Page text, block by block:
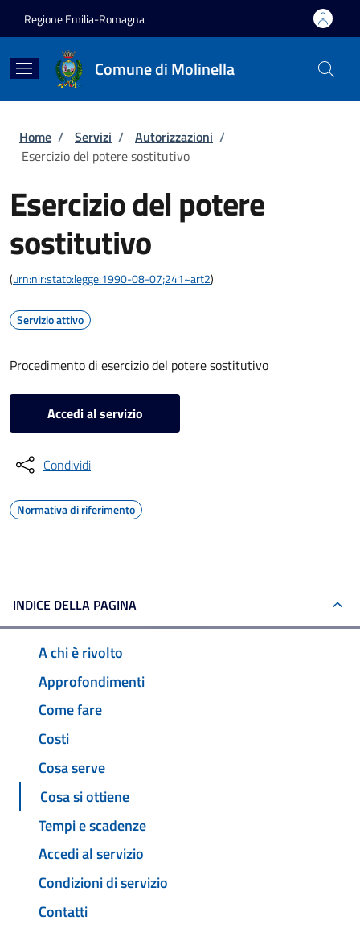
Regione Emilia-Romagna
Comune di Molinella
Briciole di pane
Home / Servizi / Autorizzazioni /
Esercizio del potere sostitutivo
Esercizio del potere
sostitutivo
(urn:nir:stato:legge:1990-08-07;241~art2)
Servizio attivo
Procedimento di esercizio del potere sostitutivo
Accedi al servizio
Condividi
Normativa di riferimento
INDICE DELLA PAGINA
A chi è rivolto
Approfondimenti
Come fare
Costi
Cosa serve
Cosa si ottiene
Tempi e scadenze
Accedi al servizio
Condizioni di servizio
Contatti